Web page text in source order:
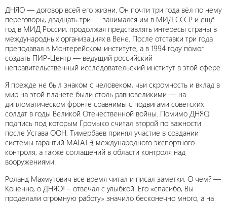
ДНЯО — договор всей его жизни. Он почти три года вёл по нему
переговоры, двадцать три — занимался им в МИД СССР и ещё
год в МИД России, продолжая представлять интересы страны в
международных организациях в Вене. После отставки три года
преподавал в Монтерейском институте, а в 1994 году помог
создать ПИР-Центр — ведущий российский
неправительственный исследовательский институт в этой сфере.
Я прежде не был знаком с человеком, чьи скромность и вклад в
мир на этой планете были столь равновеликими — на
дипломатическом фронте сравнимы с подвигами советских
солдат в годы Великой Отечественной войны. Помимо ДНЯО,
подпись под которым Громыко считал второй по важности
после Устава ООН, Тимербаев принял участие в создании
системы гарантий МАГАТЭ, международного экспортного
контроля, а также соглашений в области контроля над
вооружениями.
Роланд Махмутович все время читал и писал заметки. О чем? —
Конечно, о ДНЯО! – отвечал с улыбкой. Его «спасибо, Вы
проделали огромную работу» значило бесконечно много, а на